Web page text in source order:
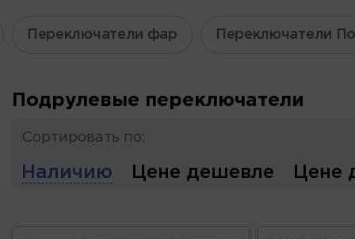
Переключатели фар Переключатели
Подрулевые переключатели
Сортировать по:
Наличию Цене дешевле Цене